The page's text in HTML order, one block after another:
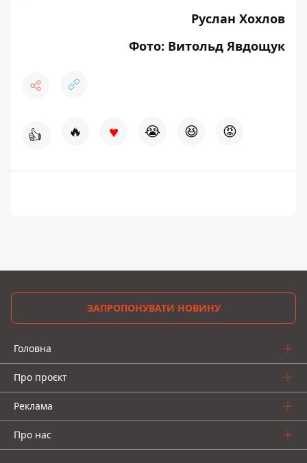
Руслан Хохлов
Фото: Витольд Явдощук
👍 🔥 ♥ 😭 😆 😡
ЗАПРОПОНУВАТИ НОВИНУ
Головна
Про проєкт
Реклама
Про нас